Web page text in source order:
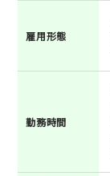
雇用形態
勤務時間